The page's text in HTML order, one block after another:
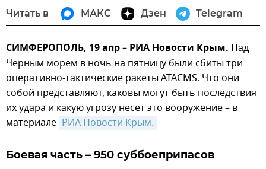
Читать в МАКС Дзен Telegram
СИМФЕРОПОЛЬ, 19 апр – РИА Новости Крым. Над
Черным морем в ночь на пятницу были сбиты три
оперативно-тактические ракеты ATACMS. Что они
собой представляют, каковы могут быть последствия
их удара и какую угрозу несет это вооружение – в
материале РИА Новости Крым.
Боевая часть – 950 суббоеприпасов